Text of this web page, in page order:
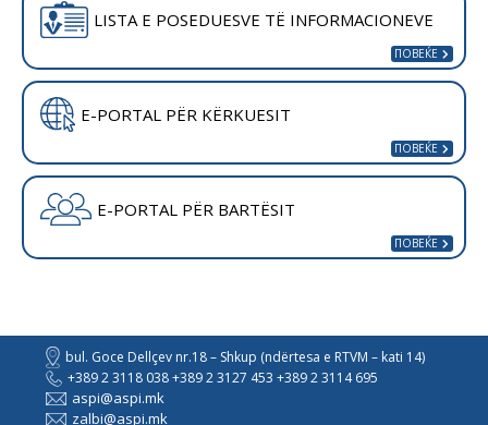
LISTA E POSEDUESVE TË INFORMACIONEVE
E-PORTAL PËR KËRKUESIT
E-PORTAL PËR BARTËSIT
bul. Goce Dellçev nr.18 – Shkup (ndërtesa e RTVM – kati 14)
+389 2 3118 038 +389 2 3127 453 +389 2 3114 695
aspi@aspi.mk
zalbi@aspi.mk